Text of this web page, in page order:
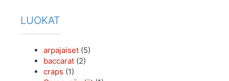
LUOKAT
arpajaiset (5)
baccarat (2)
craps (1)